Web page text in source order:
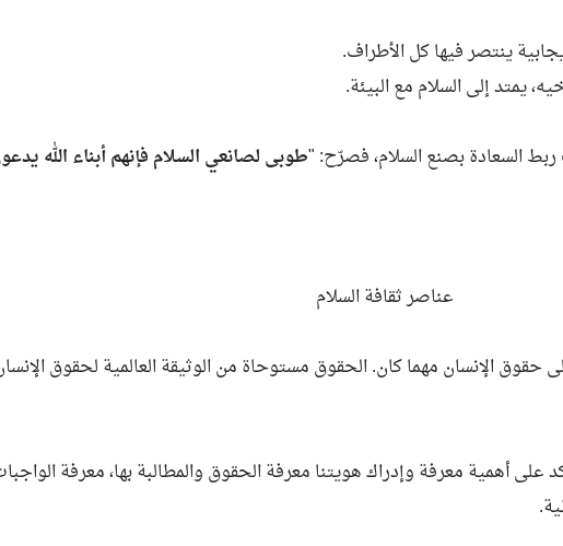
ينتصر فيها كل الأطراف.
يمتد إلى السلام مع البيئة.
السعادة بصنع السلام، فصرّح: "طوبى لصانعي السلام فإنهم أبناء الله
عناصر ثقافة السلام
حقوق الإنسان مهما كان. الحقوق مستوحاة من الوثيقة العالمية لحقوق
على أهمية معرفة وإدراك هويتنا معرفة الحقوق والمطالبة بها، معرفة